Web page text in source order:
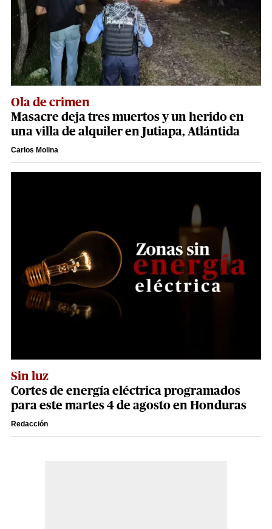
Ola de crimen
Masacre deja tres muertos y un herido en
una villa de alquiler en Jutiapa, Atlántida
Carlos Molina
Sin luz
Cortes de energía eléctrica programados
para este martes 4 de agosto en Honduras
Redacción